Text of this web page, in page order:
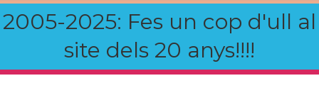
2005-2025: Fes un cop d'ull al
site dels 20 anys!!!!